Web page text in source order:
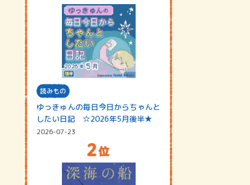
読みもの
ゆっきゅんの毎日今日からちゃんと
したい日記 ☆2026年5月後半★
2026-07-23